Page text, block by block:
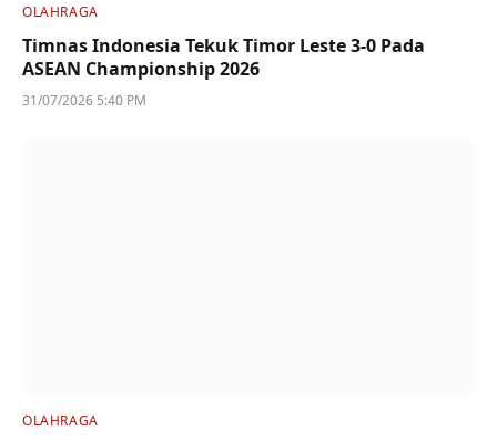
OLAHRAGA
Timnas Indonesia Tekuk Timor Leste 3-0 Pada
ASEAN Championship 2026
31/07/2026 5:40 PM
OLAHRAGA